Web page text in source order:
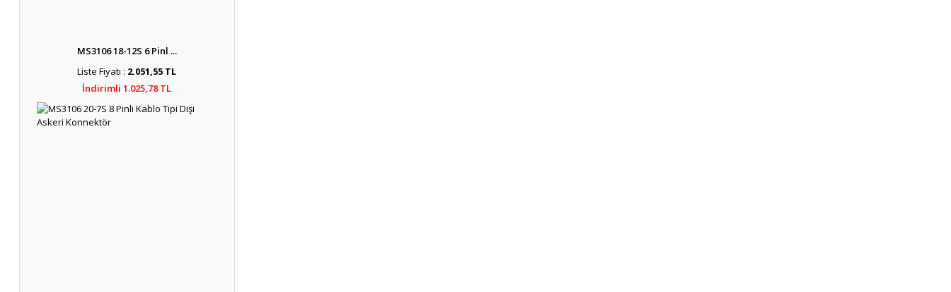
MS3106 18-12S 6 Pinl ...
Liste Fiyatı : 2.051,55 TL
İndirimli 1.025,78 TL